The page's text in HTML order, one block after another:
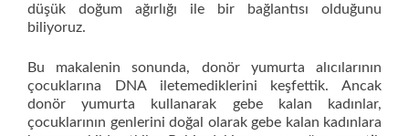
düşük doğum ağırlığı ile bir bağlantısı olduğunu
biliyoruz.
Bu makalenin sonunda, donör yumurta alıcılarının
çocuklarına DNA iletemediklerini keşfettik. Ancak
donör yumurta kullanarak gebe kalan kadınlar,
çocuklarının genlerini doğal olarak gebe kalan kadınlara